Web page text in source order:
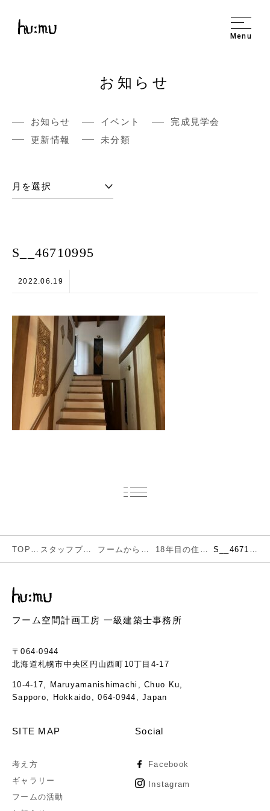
Menu
お知らせ
お知らせ イベント
完成見学会
更新情報
未分類
S__46710995
2022.06.19
フーム空間計画工房 一級建築士事務所
〒064-0944
北海道札幌市中央区円山西町10丁目4-17
10-4-17, Maruyamanishimachi, Chuo Ku,
Sapporo, Hokkaido, 064-0944, Japan
SITE MAP
考え方
ギャラリー
フームの活動
Social
Facebook
Instagram